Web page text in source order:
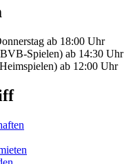
ab 18:00 Uhr
BVB-Spielen) ab 14:30 Uhr
ab 12:00 Uhr